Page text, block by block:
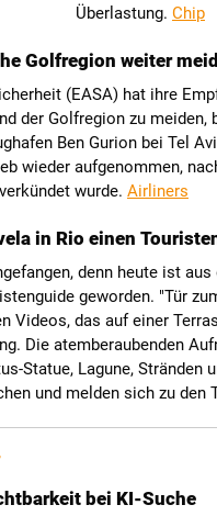
Überlastung. Chip
Golfregion weiter
(EASA) hat ihre
der Golfregion zu meiden,
Ben Gurion bei Tel
wieder aufgenommen,
wurde. Airliners
in Rio einen
denn heute ist aus
geworden. "Tür
Videos, das auf einer
Die atemberaubenden
Statue, Lagune, Stränden
und melden sich zu den
bei KI-Suche